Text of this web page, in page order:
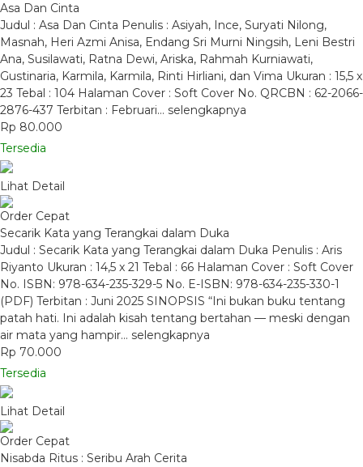
Asa Dan Cinta
Judul : Asa Dan Cinta Penulis : Asiyah, Ince, Suryati Nilong,
Masnah, Heri Azmi Anisa, Endang Sri Murni Ningsih, Leni Bestri
Ana, Susilawati, Ratna Dewi, Ariska, Rahmah Kurniawati,
Gustinaria, Karmila, Karmila, Rinti Hirliani, dan Vima Ukuran : 15,5 x
23 Tebal : 104 Halaman Cover : Soft Cover No. QRCBN : 62-2066-
2876-437 Terbitan : Februari… selengkapnya
Rp 80.000
Tersedia
Lihat Detail
Order Cepat
Secarik Kata yang Terangkai dalam Duka
Judul : Secarik Kata yang Terangkai dalam Duka Penulis : Aris
Riyanto Ukuran : 14,5 x 21 Tebal : 66 Halaman Cover : Soft Cover
No. ISBN: 978-634-235-329-5 No. E-ISBN: 978-634-235-330-1
(PDF) Terbitan : Juni 2025 SINOPSIS “Ini bukan buku tentang
patah hati. Ini adalah kisah tentang bertahan — meski dengan
air mata yang hampir… selengkapnya
Rp 70.000
Tersedia
Lihat Detail
Order Cepat
Nisabda Ritus : Seribu Arah Cerita